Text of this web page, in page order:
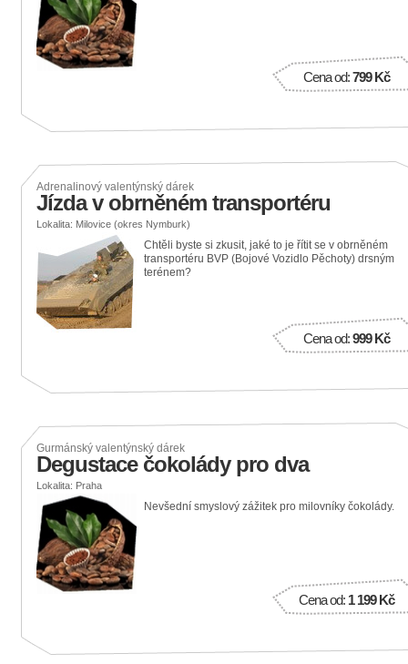
Cena od:799 Kč
Adrenalinový valentýnský dárek
Jízda v obrněném transportéru
Lokalita: Milovice (okres Nymburk)
Chtěli byste si zkusit, jaké to je řítit se v obrněném
transportéru BVP (Bojové Vozidlo Pěchoty) drsným
terénem?
Cena od:999 Kč
Gurmánský valentýnský dárek
Degustace čokolády pro dva
Lokalita: Praha
Nevšední smyslový zážitek pro milovníky čokolády.
Cena od: 1 199 Kč